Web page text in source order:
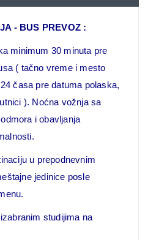
- BUS PREVOZ :
minimum 30 minuta pre
( tačno vreme i mesto
časa pre datuma polaska,
). Noćna vožnja sa
i obavljanja
u prepodnevnim
jedinice posle
studijima na